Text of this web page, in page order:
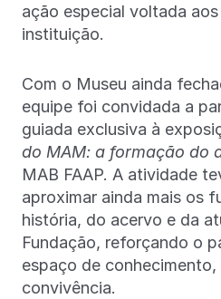
ação especial voltada
instituição.
Com o Museu ainda
equipe foi convidada a
guiada exclusiva à
do MAM: a formação do
MAB FAAP. A atividade
aproximar ainda mais os
história, do acervo e da
Fundação, reforçando o
espaço de conhecimento,
convivência.